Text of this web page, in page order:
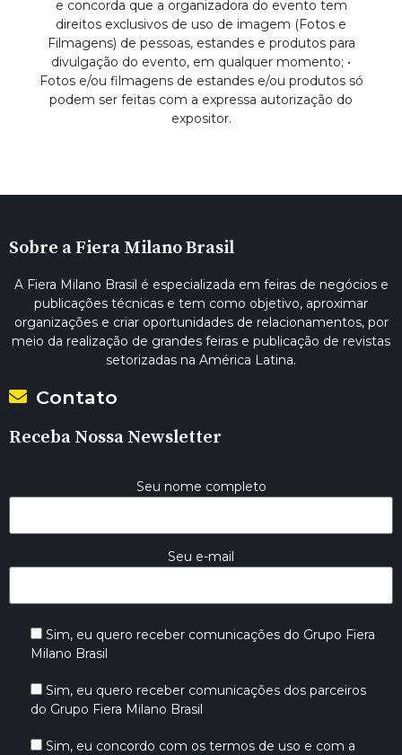
e concorda que a organizadora do evento tem
direitos exclusivos de uso de imagem (Fotos e
Filmagens) de pessoas, estandes e produtos para
divulgação do evento, em qualquer momento; •
Fotos e/ou filmagens de estandes e/ou produtos só
podem ser feitas com a expressa autorização do
expositor.
Sobre a Fiera Milano Brasil
A Fiera Milano Brasil é especializada em feiras de negócios e
publicações técnicas e tem como objetivo, aproximar
organizações e criar oportunidades de relacionamentos, por
meio da realização de grandes feiras e publicação de revistas
setorizadas na América Latina.
Contato
Receba Nossa Newsletter
Seu nome completo
Seu e-mail
Sim, eu quero receber comunicações do Grupo Fiera
Milano Brasil
Sim, eu quero receber comunicações dos parceiros
do Grupo Fiera Milano Brasil
Sim, eu concordo com os termos de uso e com a